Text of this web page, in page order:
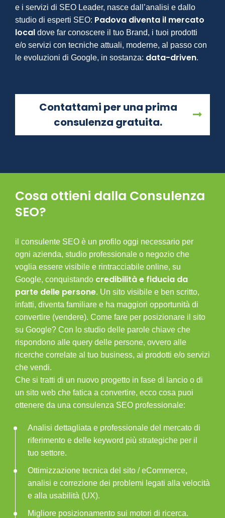
e i servizi di SEO Leader, nasce dall’analisi e dallo
studio di esperti SEO: Padova diventa il mercato
local dove far conoscere il tuo Brand, i tuoi prodotti
e/o servizi con tecniche attuali, moderne, al passo con
le evoluzioni di Google, in sostanza: data-driven.
Contattami per una prima
consulenza gratuita.
Cosa ottieni dalla Consulenza
SEO?
il consulente SEO è un profilo oggi necessario per
ogni azienda, studio professionale o negozio che
voglia essere visibile e rintracciabile online, su
Google, conquistando credibilità e fiducia da
parte delle persone. Un sito visibile e ben scritto,
infatti, diventa familiare e ha maggiori opportunità di
convertire (vendere). Come fare per posizionare il sito
su Google? Con lo studio delle parole chiave che
rispondono alle query delle persone, ovvero alle
ricerche correlate al tuo business, ai prodotti e/o servizi
che vendi.
Che si tratti di un nuovo progetto in fase di lancio o di
un sito web che fatica a convertire, ecco cosa puoi
ottenere da una consulenza SEO professionale:
Analisi dettagliata e professionale del mercato di
riferimento e delle keyword più strategiche per il
tuo settore.
Ottimizzazione tecnica del sito / eCommerce,
analisi e correzione dei problemi legati alla velocità
e alla usabilità (UX).
Migliore posizionamento sui motori di ricerca.